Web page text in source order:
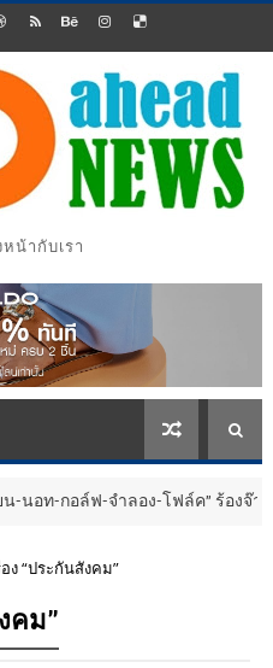
น้ากับเรา
กอล์ฟ-จำลอง-โฟล์ค” ร้องจ๊าก!! อุป
ง “ประกันสังคม”
คม”